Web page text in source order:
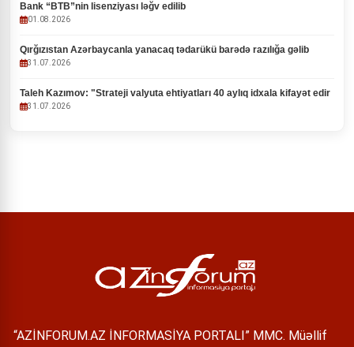
Bank “BTB”nin lisenziyası ləğv edilib
01.08.2026
Qırğızıstan Azərbaycanla yanacaq tədarükü barədə razılığa gəlib
31.07.2026
Taleh Kazımov: "Strateji valyuta ehtiyatları 40 aylıq idxala kifayət edir
31.07.2026
“AZİNFORUM.AZ İNFORMASİYA PORTALI” MMC. Müəllif